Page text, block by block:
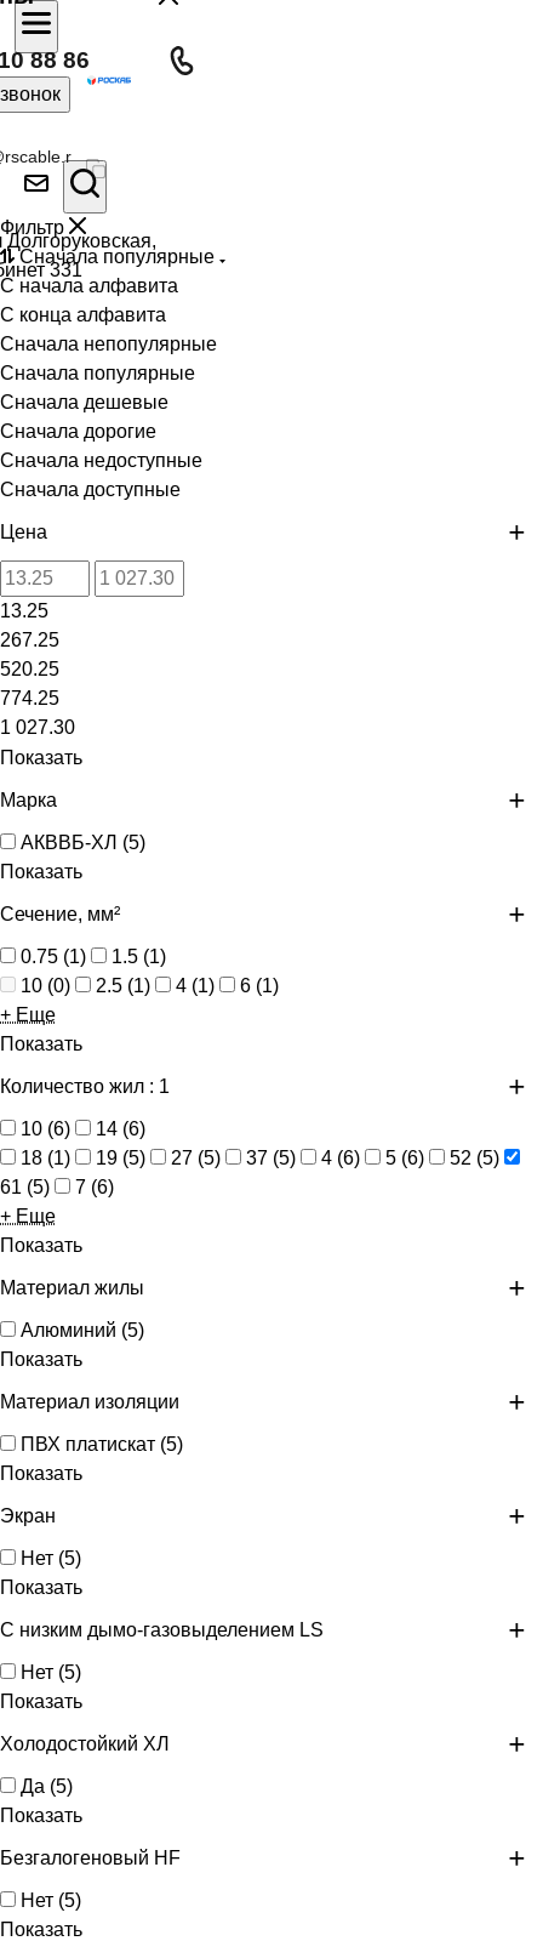
88 86
331
Фильтр
Сначала популярные
С начала алфавита
С конца алфавита
Сначала непопулярные
Сначала популярные
Сначала дешевые
Сначала дорогие
Сначала недоступные
Сначала доступные
Цена
13.25
267.25
520.25
774.25
1 027.30
Показать
Марка
АКВВБ-ХЛ (5)
Показать
Сечение, мм²
0.75 (1) 1.5 (1)
10 (0) 2.5 (1) 4 (1) 6 (1)
+ Еще
Показать
Количество жил : 1
10 (6) 14 (6)
18 (1) 19 (5) 27 (5) 37 (5) 4 (6) 5 (6) 52 (5)
61 (5) 7 (6)
+ Еще
Показать
Материал жилы
Алюминий (5)
Показать
Материал изоляции
ПВХ платискат (5)
Показать
Экран
Нет (5)
Показать
С низким дымо-газовыделением LS
Нет (5)
Показать
Холодостойкий ХЛ
Да (5)
Показать
Безгалогеновый HF
Нет (5)
Показать